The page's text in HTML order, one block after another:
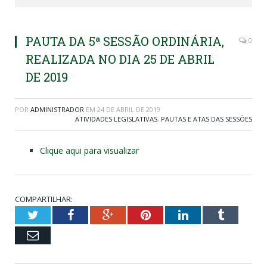
PAUTA DA 5ª SESSÃO ORDINÁRIA,
REALIZADA NO DIA 25 DE ABRIL
DE 2019
0
POR ADMINISTRADOR EM 24 DE ABRIL DE 2019
ATIVIDADES LEGISLATIVAS, PAUTAS E ATAS DAS SESSÕES
Clique aqui para visualizar
COMPARTILHAR:
TwitterFacebookGoogle+PinterestLinkedInTumblr
Email